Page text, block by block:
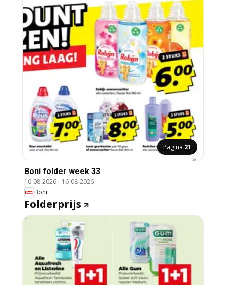
Pagina 21
Boni folder week 33
10-08-2026- 16-08-2026
Boni
Folderprijs